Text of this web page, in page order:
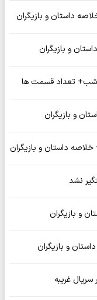
داستان و بازیگران
و بازیگران
شب+ تعداد قسمت ها
و بازیگران
داستان و بازیگران
نشد
و بازیگران
و بازیگران
غریبه